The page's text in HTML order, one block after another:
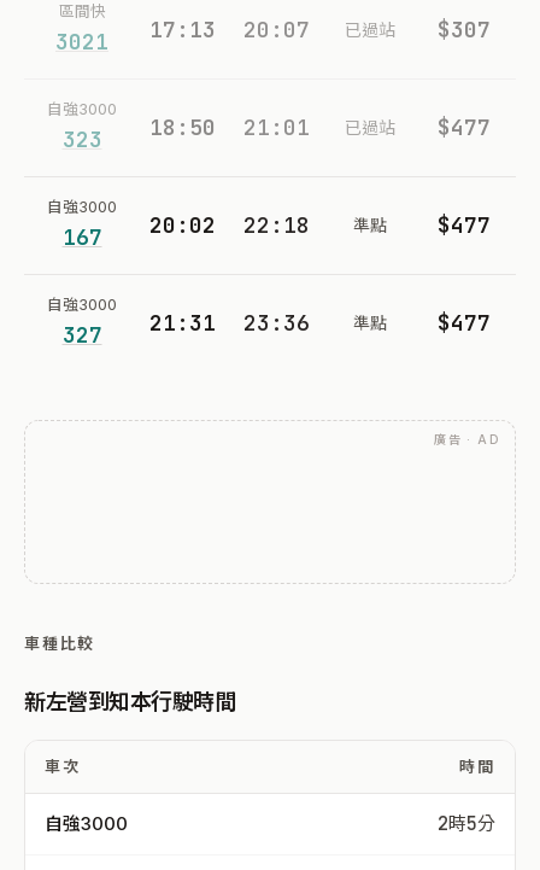
區間快
3021 17:13 20:07 已過站 $307
自強3000
323 18:50 21:01 已過站 $477
自強3000
167 20:02 22:18 準點 $477
自強3000
327 21:31 23:36 準點 $477
廣告 · AD
車種比較
新左營到知本行駛時間
車次 時間
自強3000 2時5分